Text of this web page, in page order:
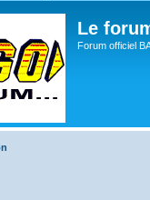
Le
Forum officiel